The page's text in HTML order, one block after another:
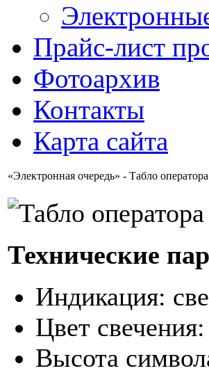
Прайс-лист
Фотоархив
Контакты
Карта сайта
«Электронная очередь» - Табло
Технические
Индикация:
Цвет
Высота